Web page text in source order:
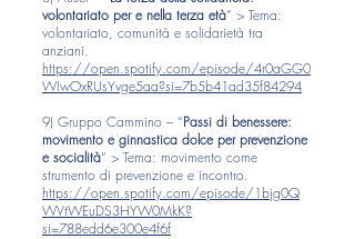
volontariato per e nella terza età” > Tema:
volontariato, comunità e solidarietà tra
anziani.
https://open.spotify.com/episode/4r0aGG0
WIwOxRUsYvge5aa?si=7b5b41ad35f84294
9) Gruppo Cammino – “Passi di benessere:
movimento e ginnastica dolce per prevenzione
e socialità” > Tema: movimento come
strumento di prevenzione e incontro.
https://open.spotify.com/episode/1bjg0Q
WVtWEuDS3HYW0MkK?
si=788edd6e300e4f6f